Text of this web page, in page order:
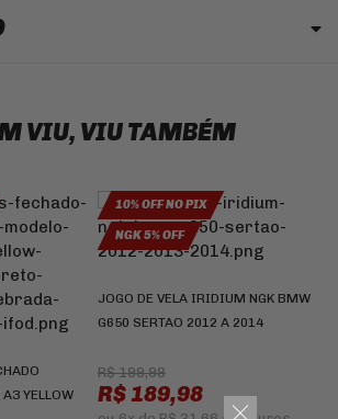
VIU, VIU TAMBÉM
YELLOW
10% OFF NO PIX
NGK 5% OFF
JOGO DE VELA IRIDIUM NGK BMW
G650 SERTAO 2012 A 2014
R$ 199,98
R$ 189,98